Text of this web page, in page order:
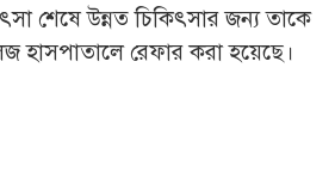
শেষে উন্নত চিকিৎসার জন্য তাকে
হাসপাতালে রেফার করা হয়েছে।